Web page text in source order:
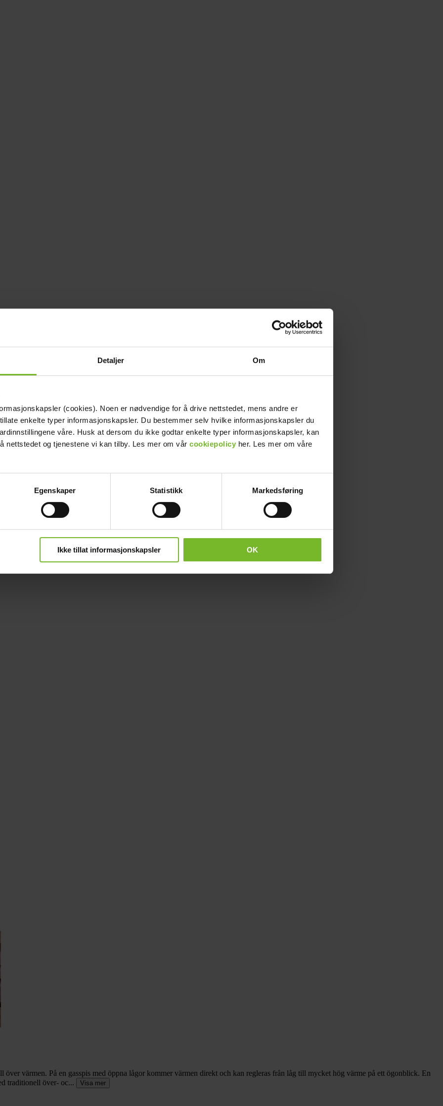
Detaljer Om
(cookies). Noen er nødvendige for å drive nettstedet, mens andre er
enkelte typer informasjonskapsler. Du bestemmer selv hvilke informasjonskapsler du
våre. Husk at dersom du ikke godtar enkelte typer informasjonskapsler, kan
nettstedet og tjenestene vi kan tilby. Les mer om vår cookiepolicy her. Les mer om våre
Egenskaper Statistikk Markedsføring
Ikke tillat informasjonskapsler OK
värmen. På en gasspis med öppna lågor kommer värmen direkt och kan regleras från låg till mycket hög värme på ett ögonblick. En
traditionell över- oc...
Visa mer